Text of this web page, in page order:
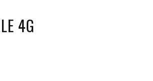
4G